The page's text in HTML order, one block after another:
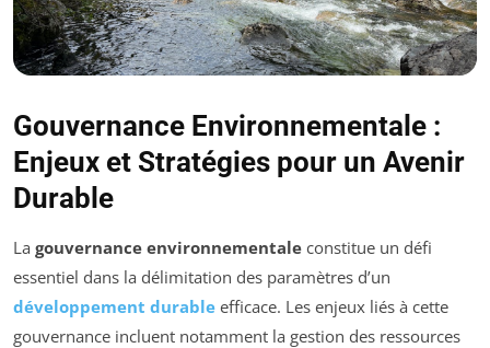
Gouvernance Environnementale :
Enjeux et Stratégies pour un Avenir
Durable
La gouvernance environnementale constitue un défi
essentiel dans la délimitation des paramètres d’un
développement durable efficace. Les enjeux liés à cette
gouvernance incluent notamment la gestion des ressources